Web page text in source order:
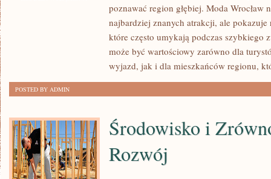
poznawać region głębiej. Moda Wrocław
najbardziej znanych atrakcji, ale
które często umykają podczas szybkiego
może być wartościowy zarówno dla
wyjazd, jak i dla mieszkańców regionu,
POSTED BY ADMIN
Środowisko i
Rozwój